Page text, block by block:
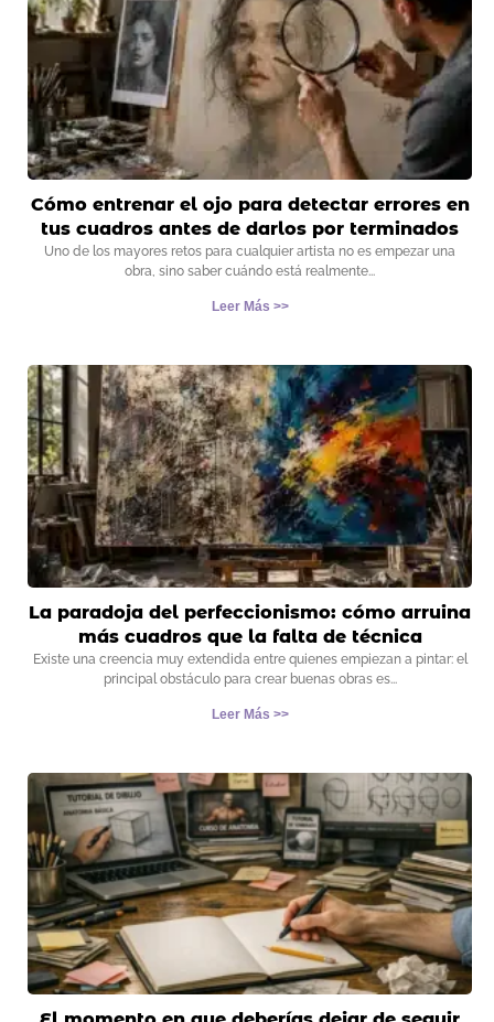
Cómo entrenar el ojo para detectar errores en
tus cuadros antes de darlos por terminados
Uno de los mayores retos para cualquier artista no es empezar una
obra, sino saber cuándo está realmente
Leer Más >>
La paradoja del perfeccionismo: cómo arruina
más cuadros que la falta de técnica
Existe una creencia muy extendida entre quienes empiezan a pintar: el
principal obstáculo para crear buenas obras es
Leer Más >>